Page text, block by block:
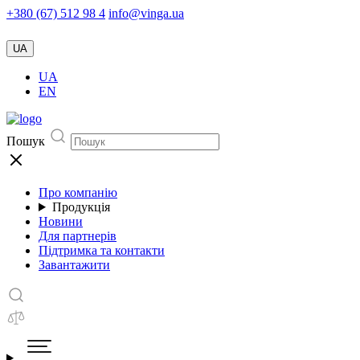
+380 (67) 512 98 4 info@vinga.ua
UA
UA
EN
Пошук
Про компанію
Продукція
Новини
Для партнерів
Підтримка та контакти
Завантажити